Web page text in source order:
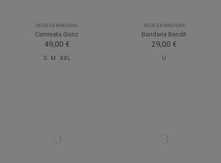
DEUS EX MACHINA
Camiseta Gonz
49,00 €
S M XXL
DEUS EX MACHINA
Bandana Bandit
29,00 €
U